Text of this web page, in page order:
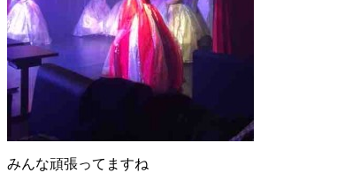
みんな頑張ってますね